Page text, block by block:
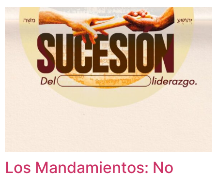
Los Mandamientos: No